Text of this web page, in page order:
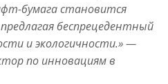
бумага становится
беспрецедентный
и экологичности.» —
по инновациям в